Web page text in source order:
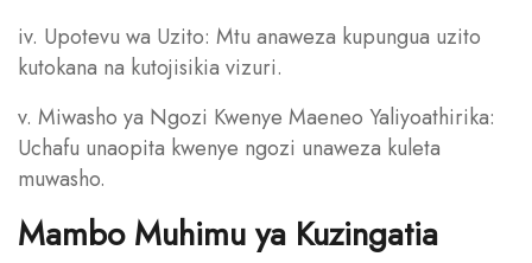
iv. Upotevu wa Uzito: Mtu anaweza kupungua uzito
kutokana na kutojisikia vizuri.
v. Miwasho ya Ngozi Kwenye Maeneo Yaliyoathirika:
Uchafu unaopita kwenye ngozi unaweza kuleta
muwasho.
Mambo Muhimu ya Kuzingatia